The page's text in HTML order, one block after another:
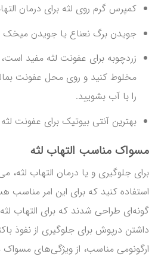
کمپرس گرم روی لثه برای درمان
جویدن برگ نعناع یا جویدن میخک
زردچوبه برای عفونت لثه مفید
را با آب بشویید.
بهترین آنتی بیوتیک برای عفونت
مسواک مناسب التهاب لثه
برای جلوگیری و یا درمان التهاب لثه،
استفاده کنید که برای این امر مناسب
گونه‌ای طراحی شدند که برای التهاب
داشتن درپوش برای جلوگیری از نفوذ
ارگونومی مناسب، از ویژگی‌های مسواک